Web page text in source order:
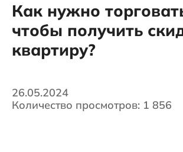
Как нужно
чтобы получить
квартиру?
26.05.2024
Количество просмотров: 1 856